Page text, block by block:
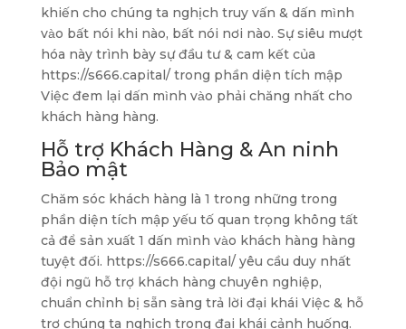
khiến cho chúng ta nghịch truy vấn & dấn mình
vào bất nói khi nào, bất nói nơi nào. Sự siêu mượt
hóa này trình bày sự đầu tư & cam kết của
https://s666.capital/ trong phần diện tích mập
Việc đem lại dấn mình vào phải chăng nhất cho
khách hàng hàng.
Hỗ trợ Khách Hàng & An ninh
Bảo mật
Chăm sóc khách hàng là 1 trong những trong
phần diện tích mập yếu tố quan trọng không tất
cả để sản xuất 1 dấn mình vào khách hàng hàng
tuyệt đối. https://s666.capital/ yêu cầu duy nhất
đội ngũ hỗ trợ khách hàng chuyên nghiệp,
chuẩn chỉnh bị sẵn sàng trả lời đại khái Việc & hỗ
trợ chúng ta nghịch trong đại khái cảnh huống.